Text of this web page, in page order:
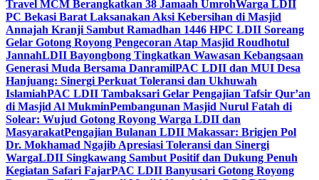
Travel MCM Berangkatkan 38 Jamaah UmrohWarga LDII
PC Bekasi Barat Laksanakan Aksi Kebersihan di Masjid
Annajah Kranji Sambut Ramadhan 1446 HPC LDII Soreang
Gelar Gotong Royong Pengecoran Atap Masjid Roudhotul
JannahLDII Bayongbong Tingkatkan Wawasan Kebangsaan
Generasi Muda Bersama DanramilPAC LDII dan MUI Desa
Hanjuang: Sinergi Perkuat Toleransi dan Ukhuwah
IslamiahPAC LDII Tambaksari Gelar Pengajian Tafsir Qur’an
di Masjid Al MukminPembangunan Masjid Nurul Fatah di
Solear: Wujud Gotong Royong Warga LDII dan
MasyarakatPengajian Bulanan LDII Makassar: Brigjen Pol
Dr. Mokhamad Ngajib Apresiasi Toleransi dan Sinergi
WargaLDII Singkawang Sambut Positif dan Dukung Penuh
Kegiatan Safari FajarPAC LDII Banyusari Gotong Royong